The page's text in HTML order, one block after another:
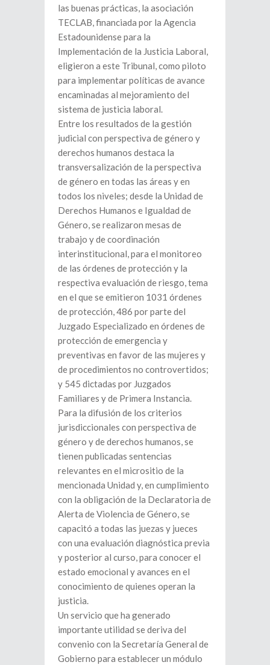
las buenas prácticas, la asociación
TECLAB, financiada por la Agencia
Estadounidense para la
Implementación de la Justicia Laboral,
eligieron a este Tribunal, como piloto
para implementar políticas de avance
encaminadas al mejoramiento del
sistema de justicia laboral.
Entre los resultados de la gestión
judicial con perspectiva de género y
derechos humanos destaca la
transversalización de la perspectiva
de género en todas las áreas y en
todos los niveles; desde la Unidad de
Derechos Humanos e Igualdad de
Género, se realizaron mesas de
trabajo y de coordinación
interinstitucional, para el monitoreo
de las órdenes de protección y la
respectiva evaluación de riesgo, tema
en el que se emitieron 1031 órdenes
de protección, 486 por parte del
Juzgado Especializado en órdenes de
protección de emergencia y
preventivas en favor de las mujeres y
de procedimientos no controvertidos;
y 545 dictadas por Juzgados
Familiares y de Primera Instancia.
Para la difusión de los criterios
jurisdiccionales con perspectiva de
género y de derechos humanos, se
tienen publicadas sentencias
relevantes en el micrositio de la
mencionada Unidad y, en cumplimiento
con la obligación de la Declaratoria de
Alerta de Violencia de Género, se
capacitó a todas las juezas y jueces
con una evaluación diagnóstica previa
y posterior al curso, para conocer el
estado emocional y avances en el
conocimiento de quienes operan la
justicia.
Un servicio que ha generado
importante utilidad se deriva del
convenio con la Secretaría General de
Gobierno para establecer un módulo